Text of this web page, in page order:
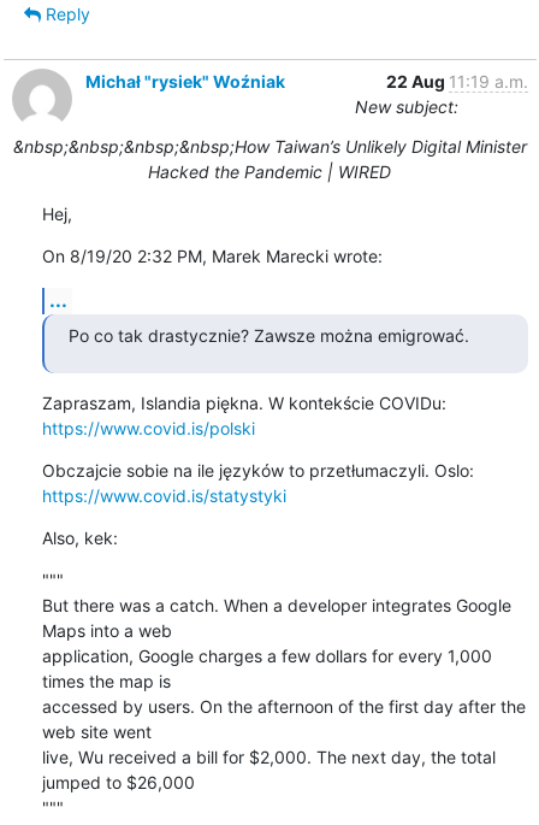
Reply
Michał "rysiek" Woźniak 22 Aug 11:19 a.m.
New subject:
&nbsp;&nbsp;&nbsp;&nbsp;How Taiwan’s Unlikely Digital Minister
Hacked the Pandemic | WIRED
Hej,
On 8/19/20 2:32 PM, Marek Marecki wrote:
...
Po co tak drastycznie? Zawsze można emigrować.
https://www.covid.is/polski
https://www.covid.is/statystyki
Also, kek:
"""
But there was a catch. When a developer integrates Google
Maps into a web
application, Google charges a few dollars for every 1,000
times the map is
accessed by users. On the afternoon of the first day after the
web site went
live, Wu received a bill for $2,000. The next day, the total
jumped to $26,000
"""